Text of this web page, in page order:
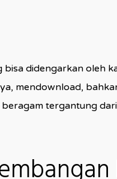
didengarkan oleh
mendownload,
tergantung